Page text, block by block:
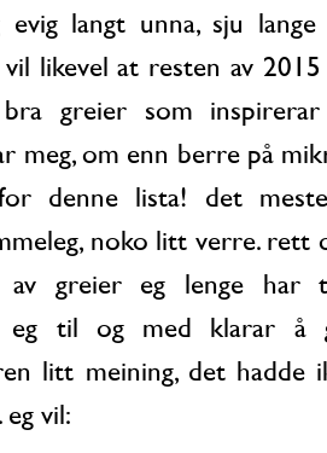
evig langt unna, sju lange
likevel at resten av 2015
greier som
meg, om enn berre på
denne lista! det
noko litt verre. rett
av greier eg lenge har
eg til og med klarar å
litt meining, det hadde
eg vil: